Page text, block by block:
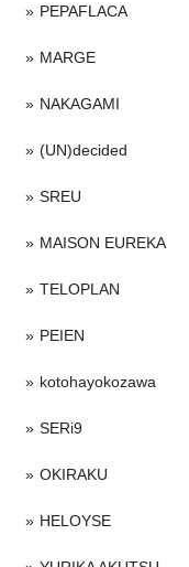
PEPAFLACA
MARGE
NAKAGAMI
(UN)decided
SREU
MAISON EUREKA
TELOPLAN
PEIEN
kotohayokozawa
SERi9
OKIRAKU
HELOYSE